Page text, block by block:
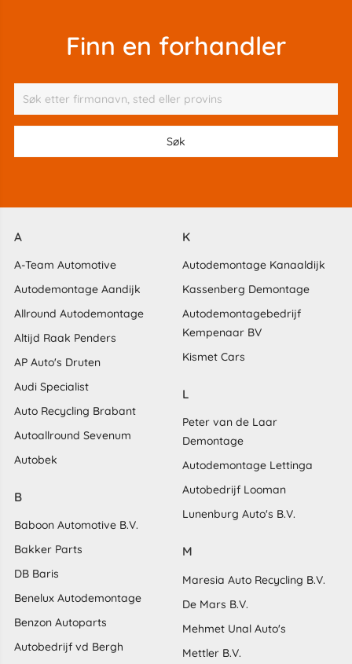
Finn en forhandler
A
A-Team Automotive
Autodemontage Aandijk
Allround Autodemontage
Altijd Raak Penders
AP Auto's Druten
Audi Specialist
Auto Recycling Brabant
Autoallround Sevenum
Autobek
B
Baboon Automotive B.V.
Bakker Parts
DB Baris
Benelux Autodemontage
Benzon Autoparts
Autobedrijf vd Bergh
K
Autodemontage Kanaaldijk
Kassenberg Demontage
Autodemontagebedrijf
Kempenaar BV
Kismet Cars
L
Peter van de Laar
Demontage
Autodemontage Lettinga
Autobedrijf Looman
Lunenburg Auto's B.V.
M
Maresia Auto Recycling B.V.
De Mars B.V.
Mehmet Unal Auto's
Mettler B.V.